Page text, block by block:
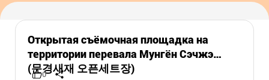
Открытая съёмочная площадка на
территории перевала Мунгён Сэчжэ
(문경새재 오픈세트장)
0